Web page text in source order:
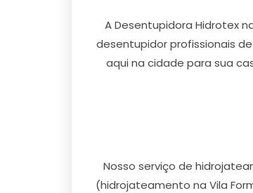
A Desentupidora Hidrotex
desentupidor profissionais
aqui na cidade para sua
Nosso serviço de
(hidrojateamento na Vila